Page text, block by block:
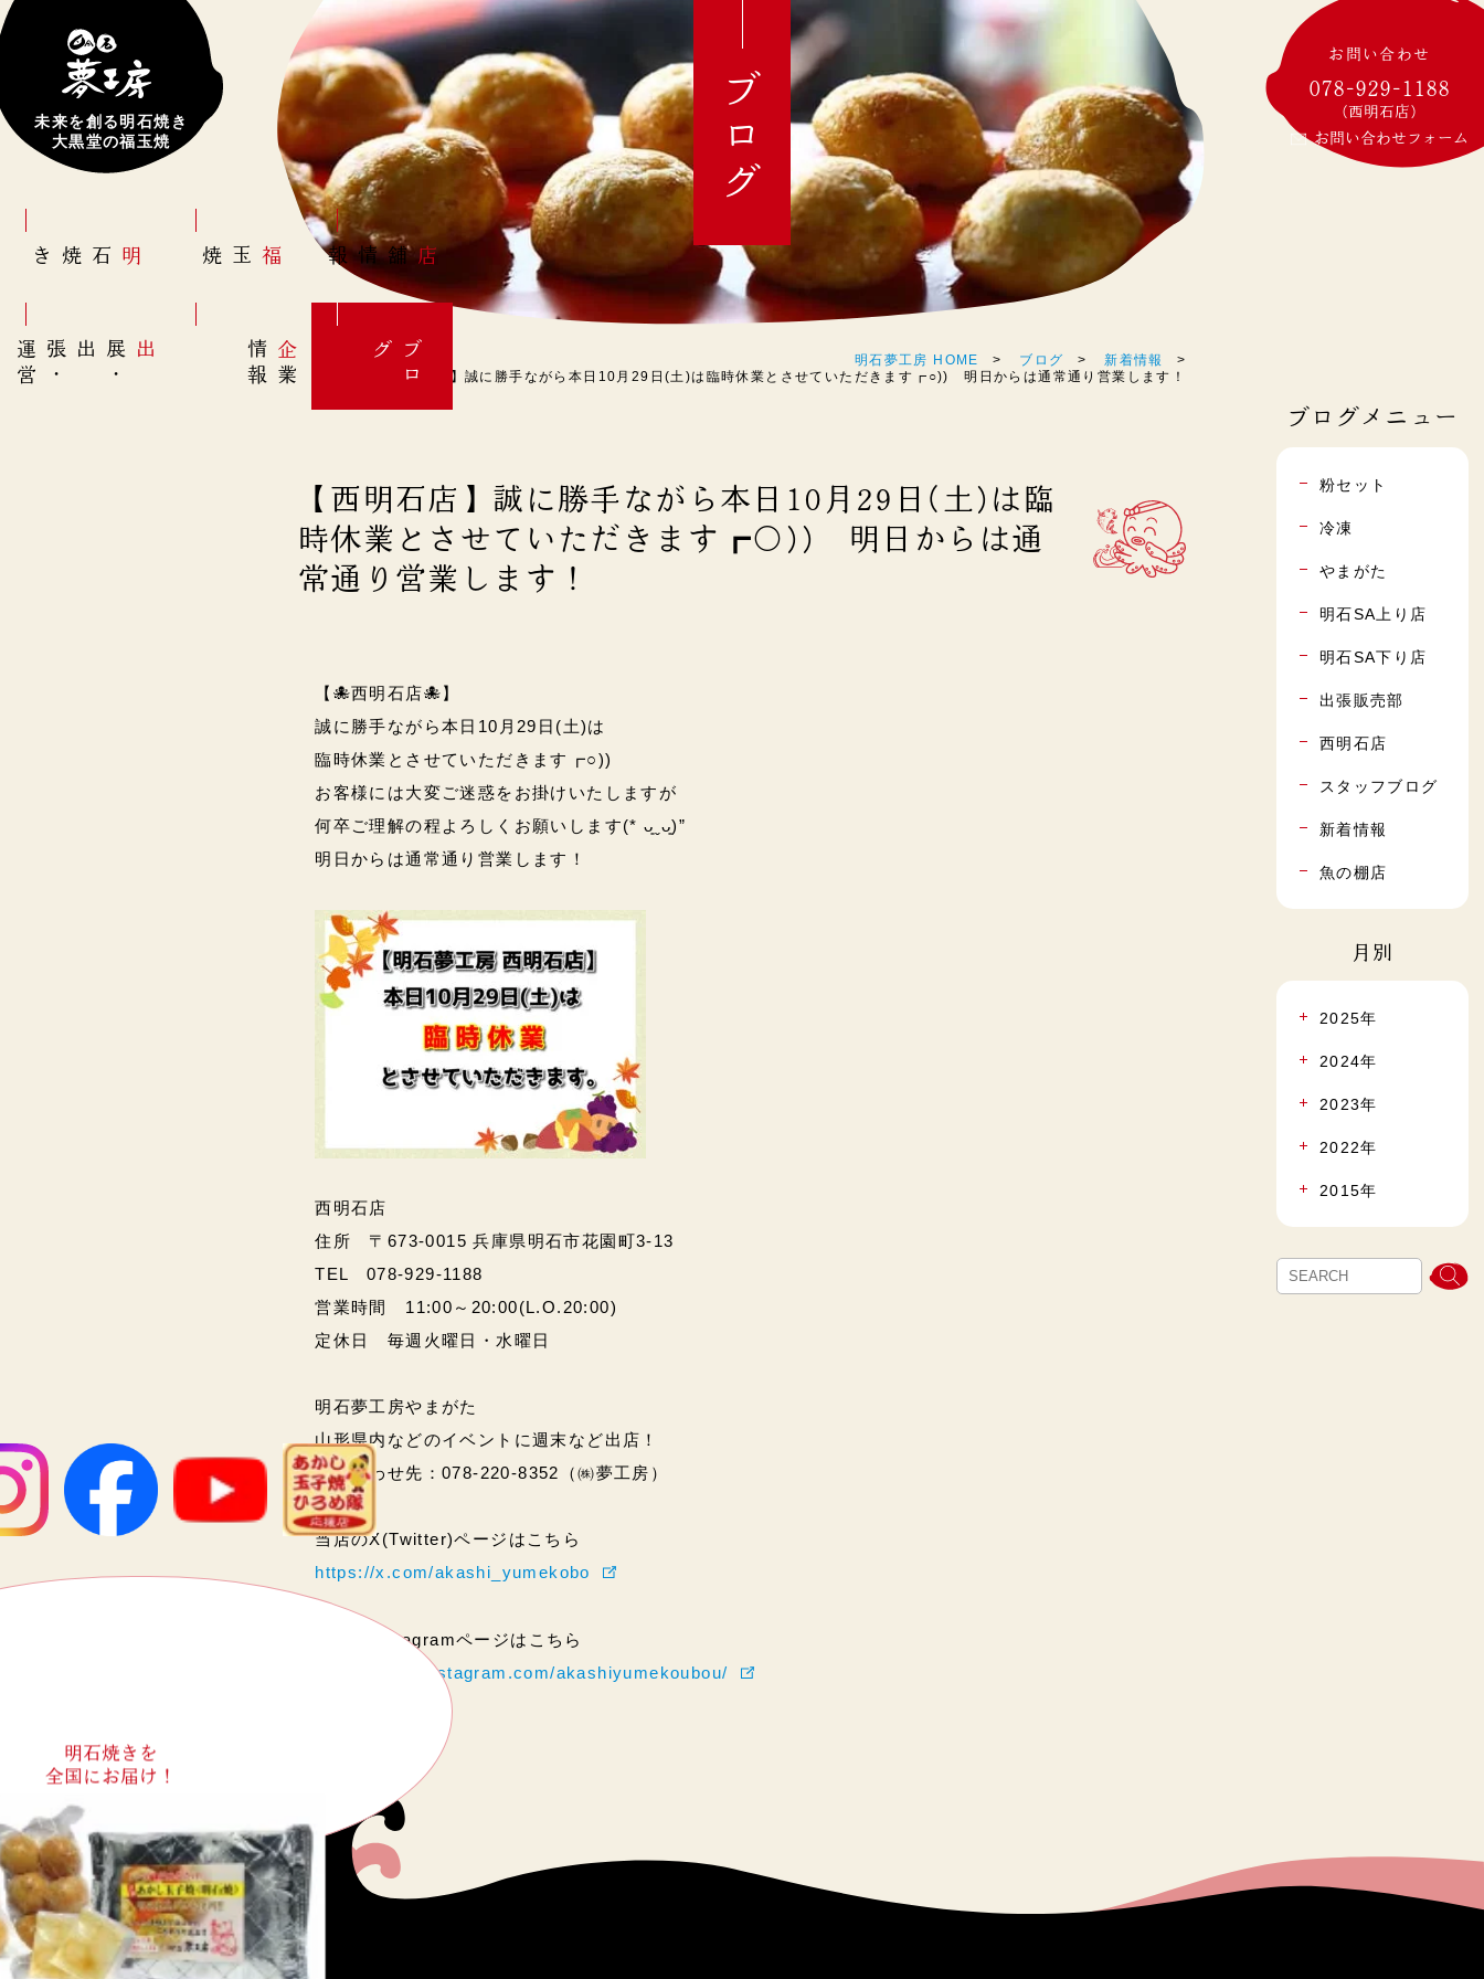
未来を創る明石焼き
大黒堂の福玉焼
明石焼き 福玉焼 店舗情報
出展
・
出張
・
運
営
企
業
情
報
ブ
ロ
グ
明石焼きを
全国にお届け！
ブログ
明石夢工房 HOME ブログ
新着情報
【西明石店】誠に勝手ながら本日10月29日(土)は臨時休業とさせていただきます┏○)) 明日からは通常通り営業します！
【西明石店】誠に勝手ながら本日10月29日(土)は臨
時休業とさせていただきます┏○)) 明日からは通
常通り営業します！
【🐙西明石店🐙】
誠に勝手ながら本日10月29日(土)は
臨時休業とさせていただきます┏○))
お客様には大変ご迷惑をお掛けいたしますが
何卒ご理解の程よろしくお願いします(* ᴗ͈ˬᴗ͈)”
明日からは通常通り営業します！
西明石店
住所 〒673-0015 兵庫県明石市花園町3-13
TEL 078-929-1188
営業時間 11:00～20:00(L.O.20:00)
定休日 毎週火曜日・水曜日
明石夢工房やまがた
山形県内などのイベントに週末など出店！
問い合わせ先：078-220-8352（㈱夢工房）
当店のX(Twitter)ページはこちら
https://x.com/akashi_yumekobo
当店のInstagramページはこちら
https://www.instagram.com/akashiyumekoubou/
お問い合わせ
078-929-1188
(西明石店)
お問い合わせフォーム
ブログメニュー
粉セット
冷凍
やまがた
明石SA上り店
明石SA下り店
出張販売部
西明石店
スタッフブログ
新着情報
魚の棚店
月別
2025年
2024年
2023年
2022年
2015年